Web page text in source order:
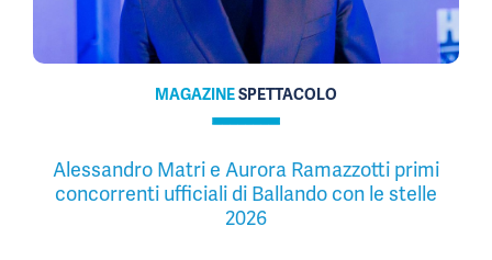
MAGAZINESPETTACOLO
Alessandro Matri e Aurora Ramazzotti primi
concorrenti ufficiali di Ballando con le stelle
2026